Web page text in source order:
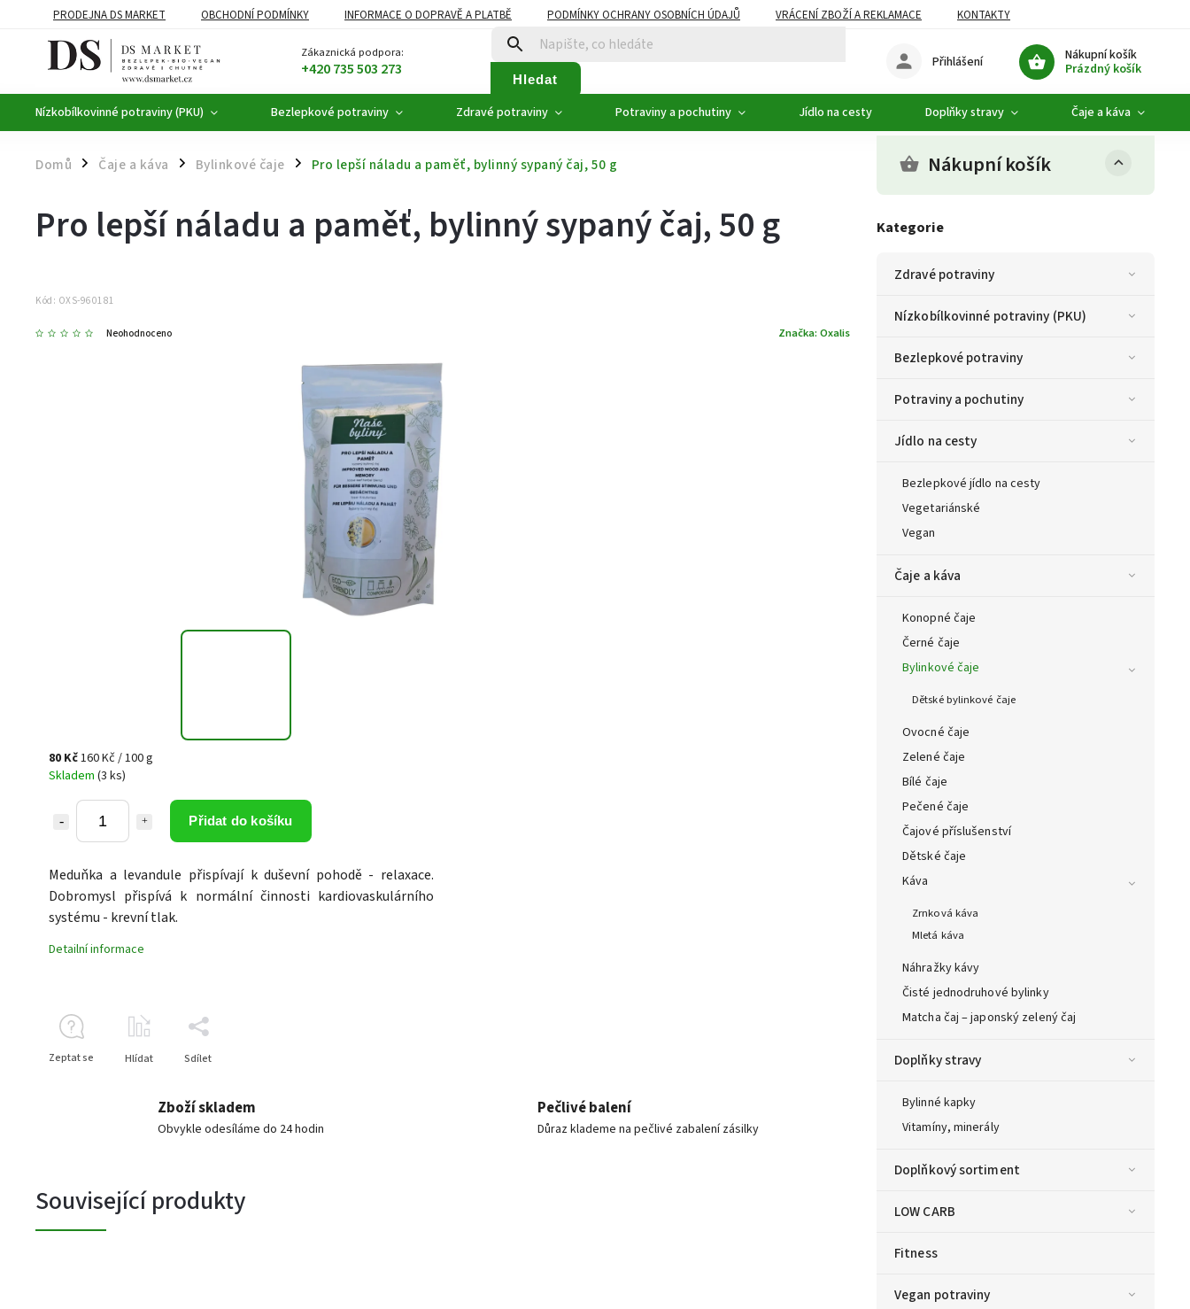
PRODEJNA DS MARKET OBCHODNÍ PODMÍNKY INFORMACE O DOPRAVĚ A PLATBĚ PODMÍNKY OCHRANY OSOBNÍCH ÚDAJŮ VRÁCENÍ ZBOŽÍ A REKLAMACE
KONTAKTY
BEZLEPKOVÉ POTRAVINY
ZDRAVÉ POTRAVINY NOVINKY AKCE, SLEVY
Zákaznická podpora:
+420 735 503 273 Hledat
Nákupní košík
Prázdný košík
Přihlášení
Nízkobílkovinné potraviny (PKU) Bezlepkové potraviny Zdravé potraviny Potraviny a pochutiny Jídlo na cesty Doplňky stravy Čaje a káva
Domů / Čaje a káva / Bylinkové čaje / Pro lepší náladu a paměť, bylinný sypaný čaj, 50 g Nákupní košík
Kategorie
Zdravé potraviny
Nízkobílkovinné potraviny (PKU)
Bezlepkové potraviny
Potraviny a pochutiny
Jídlo na cesty
Bezlepkové jídlo na cesty
Vegetariánské
Vegan
Čaje a káva
Konopné čaje
Černé čaje
Bylinkové čaje
Dětské bylinkové čaje
Ovocné čaje
Zelené čaje
Bílé čaje
Pečené čaje
Čajové příslušenství
Dětské čaje
Káva
Zrnková káva
Mletá káva
Náhražky kávy
Čisté jednodruhové bylinky
Matcha čaj – japonský zelený čaj
Doplňky stravy
Bylinné kapky
Vitamíny, minerály
Doplňkový sortiment
LOW CARB
Fitness
Vegan potraviny
Pro lepší náladu a paměť, bylinný sypaný čaj, 50 g
Kód: OXS-960181
Neohodnoceno Značka: Oxalis
80 Kč160 Kč / 100 g
Skladem (3 ks)
Přidat do košíku
Meduňka a levandule přispívají k duševní pohodě - relaxace.
Dobromysl přispívá k normální činnosti kardiovaskulárního
systému - krevní tlak.
Detailní informace
Zeptat se Hlídat Sdílet
Zboží skladem
Obvykle odesíláme do 24 hodin
Pečlivé balení
Důraz klademe na pečlivé zabalení zásilky
Související produkty